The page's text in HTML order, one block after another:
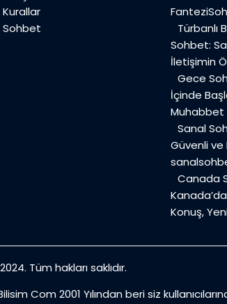
Kurallar
Sohbet
Türbanlı
Sohbet:
İletişimin
Gece
İçinde
Muhabbet
Sanal
Güvenli ve
Canada
Konuş,
Tüm hakları saklıdır.
Com 2001 Yılından beri siz